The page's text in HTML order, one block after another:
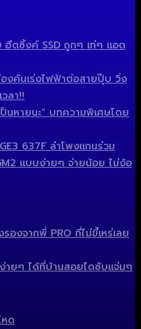
ฮีตซิ้งค์ SSD ถูกๆ เท่ๆ แอด
องคันเร่งไฟฟ้าต่อสายปุ๊บ วิ่ง
ลา!!
นหายนะ” บทความพิเศษโดย
637F ลำโพงแกนร่วม
แบบง่ายๆ จ่ายน้อย ไม่ง้อ
องจากพี่ PRO ที่ไม่ขี้เหร่เลย
ายๆ ได้ที่บ้านสอยไดซับแจ่มๆ
หด